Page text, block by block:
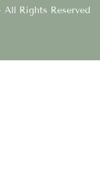
Rights Reserved